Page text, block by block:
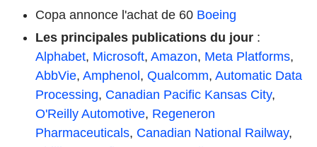
Copa annonce l'achat de 60 Boeing
Les principales publications du jour :
Alphabet, Microsoft, Amazon, Meta Platforms,
AbbVie, Amphenol, Qualcomm, Automatic Data
Processing, Canadian Pacific Kansas City,
O'Reilly Automotive, Regeneron
Pharmaceuticals, Canadian National Railway,